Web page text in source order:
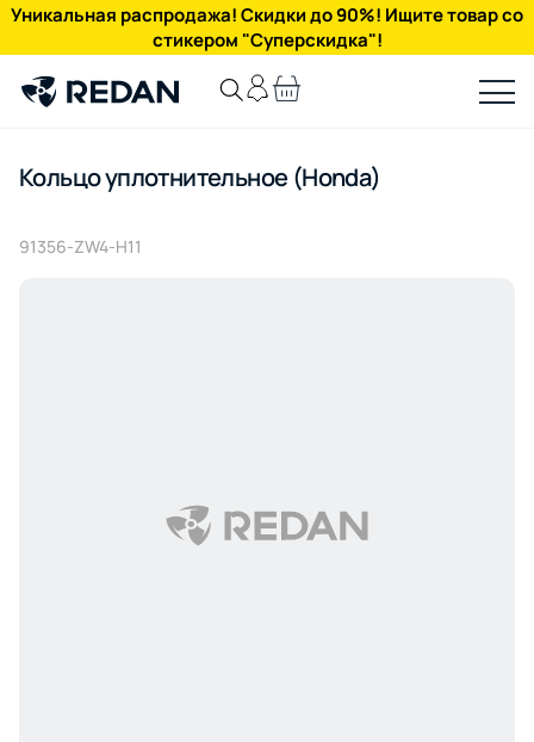
Уникальная распродажа! Скидки до 90%! Ищите товар со
стикером "Суперскидка"!
Кольцо уплотнительное (Honda)
91356-ZW4-H11